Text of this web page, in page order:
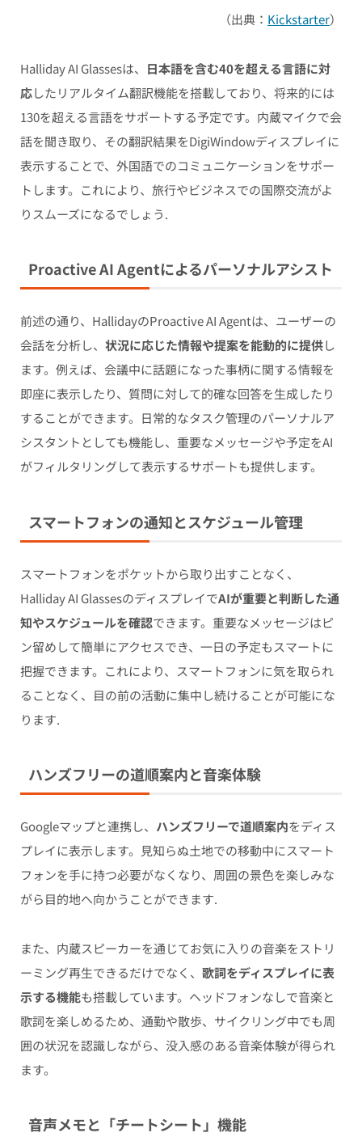
（出典： Kickstarter）
Halliday AI Glassesは、
日本語を含む40を超える言語に対
応したリアルタイム翻訳機能を搭載しており、将来的には
130を超える言語をサポートする予定です。内蔵マイクで会
話を聞き取り、その翻訳結果をDigiWindowディスプレイに
表示することで、外国語でのコミュニケーションをサポー
トします。これにより、旅行やビジネスでの国際交流がよ
りスムーズになるでしょう.
Proactive AI Agentによるパーソナルアシスト
前述の通り、HallidayのProactive AI Agentは、ユーザーの
会話を分析し、 状況に応じた情報や提案を能動的に提供し
ます。例えば、会議中に話題になった事柄に関する情報を
即座に表示したり、質問に対して的確な回答を生成したり
することができます。日常的なタスク管理のパーソナルア
シスタントとしても機能し、重要なメッセージや予定をAI
がフィルタリングして表示するサポートも提供します。
スマートフォンの通知とスケジュール管理
スマートフォンをポケットから取り出すことなく、
Halliday AI GlassesのディスプレイでAIが重要と判断した通
知やスケジュールを確認できます。重要なメッセージはピ
ン留めして簡単にアクセスでき、一日の予定もスマートに
把握できます。これにより、スマートフォンに気を取られ
ることなく、目の前の活動に集中し続けることが可能にな
ります.
ハンズフリーの道順案内と音楽体験
Googleマップと連携し、 ハンズフリーで道順案内をディス
プレイに表示します。見知らぬ土地での移動中にスマート
フォンを手に持つ必要がなくなり、周囲の景色を楽しみな
がら目的地へ向かうことができます.
また、内蔵スピーカーを通じてお気に入りの音楽をストリ
ーミング再生できるだけでなく、 歌詞をディスプレイに表
示する機能も搭載しています。ヘッドフォンなしで音楽と
歌詞を楽しめるため、通勤や散歩、サイクリング中でも周
囲の状況を認識しながら、没入感のある音楽体験が得られ
ます。
音声メモと「チートシート」機能